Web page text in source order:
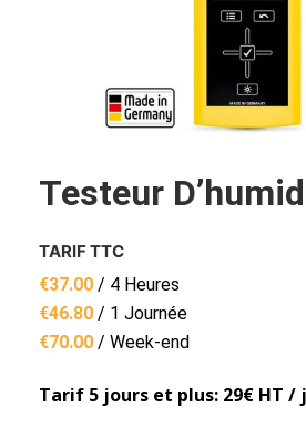
Testeur
TARIF TTC
€37.00 / 4 Heures
€46.80 / 1 Journée
€70.00 / Week-end
Tarif 5 jours et plus: 29€ HT /